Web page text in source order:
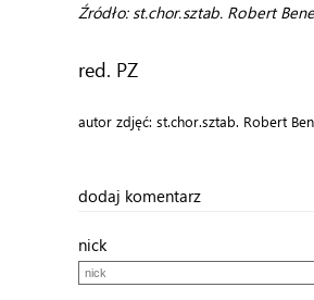
Źródło: st.chor.sztab. Robert
red. PZ
autor zdjęć: st.chor.sztab. Robert
dodaj komentarz
nick